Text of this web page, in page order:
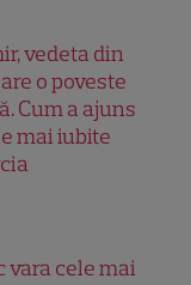
vedeta din
o poveste
Cum a ajuns
mai iubite
vara cele mai